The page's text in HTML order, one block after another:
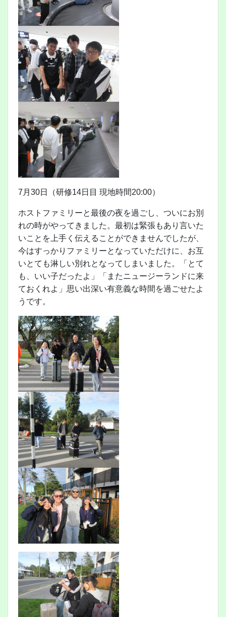
7月30日（研修14日目 現地時間20:00）
ホストファミリーと最後の夜を過ごし、ついにお別
れの時がやってきました。最初は緊張もあり言いた
いことを上手く伝えることができませんでしたが、
今はすっかりファミリーとなっていただけに、お互
いとても淋しい別れとなってしまいました。「とて
も、いい子だったよ」「またニュージーランドに来
ておくれよ」思い出深い有意義な時間を過ごせたよ
うです。